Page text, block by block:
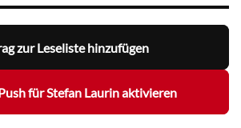
zur Leseliste hinzufügen
für Stefan Laurin aktivieren